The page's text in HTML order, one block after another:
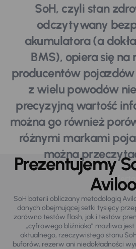
SoH, czyli stan
odczytywany
akumulatora (a
BMS), opiera się
producentów
z wielu powodów
precyzyjną wartość
można go również
różnymi markami
można
Oferta
Prezentujemy
Aviloo
SoH baterii obliczany metodologią
danych obejmującej setki tysięcy
zarówno testów flash, jak i testów
„cyfrowego bliźniaka” możliwa
aktualnego, rzeczywistego stanu
buforów, rezerw ani niedokładności